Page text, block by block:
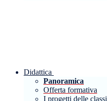
Didattica
Panoramica
Offerta formativa
I progetti delle classi